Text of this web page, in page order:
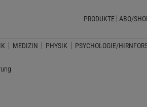
PRODUKTE ABO/
MEDIZIN PHYSIK PSYCHOLOGIE/